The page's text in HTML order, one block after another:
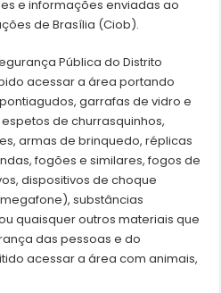
e informações enviadas ao
de Brasília (Ciob).
Pública do Distrito
acessar a área portando
garrafas de vidro e
de churrasquinhos,
armas de brinquedo, réplicas
fogões e similares, fogos de
dispositivos de choque
substâncias
quaisquer outros materiais que
das pessoas e do
acessar a área com animais,